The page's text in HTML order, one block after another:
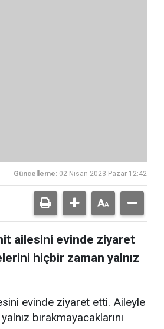
Güncelleme: 02 Nisan 2023 Pazar 12:42
ailesini evinde ziyaret
hiçbir zaman yalnız
evinde ziyaret etti. Aileyle
bırakmayacaklarını